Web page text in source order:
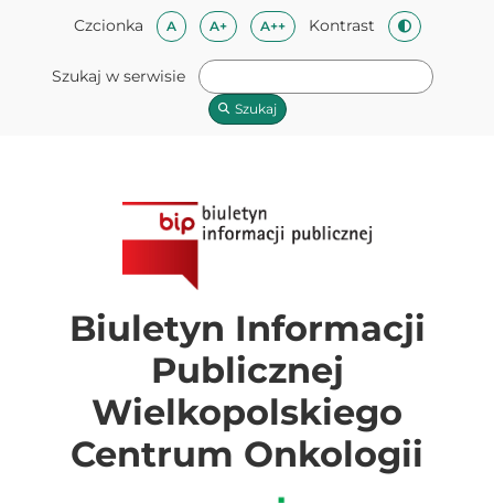
Przeskocz do treści
Mapa strony
Przeskocz do stopki
Czcionka ACzcionka domyślna
A+Czcionka średnia
A++Czcionka duża
Kontrast
Zmień
Szukaj w serwisie
Szukaj
Biuletyn Informacji
Publicznej
Wielkopolskiego
Centrum Onkologii